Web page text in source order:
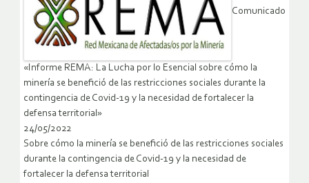
Comunicado
«Informe REMA: La Lucha por lo Esencial sobre cómo la
minería se benefició de las restricciones sociales durante la
contingencia de Covid-19 y la necesidad de fortalecer la
defensa territorial»
24/05/2022
Sobre cómo la minería se benefició de las restricciones sociales
durante la contingencia de Covid-19 y la necesidad de
fortalecer la defensa territorial